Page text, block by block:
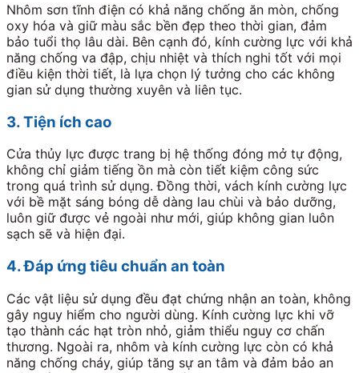
Nhôm sơn tĩnh điện có khả năng chống ăn mòn, chống
oxy hóa và giữ màu sắc bền đẹp theo thời gian, đảm
bảo tuổi thọ lâu dài. Bên cạnh đó, kính cường lực với khả
năng chống va đập, chịu nhiệt và thích nghi tốt với mọi
điều kiện thời tiết, là lựa chọn lý tưởng cho các không
gian sử dụng thường xuyên và liên tục.
3. Tiện ích cao
Cửa thủy lực được trang bị hệ thống đóng mở tự động,
không chỉ giảm tiếng ồn mà còn tiết kiệm công sức
trong quá trình sử dụng. Đồng thời, vách kính cường lực
với bề mặt sáng bóng dễ dàng lau chùi và bảo dưỡng,
luôn giữ được vẻ ngoài như mới, giúp không gian luôn
sạch sẽ và hiện đại.
4. Đáp ứng tiêu chuẩn an toàn
Các vật liệu sử dụng đều đạt chứng nhận an toàn, không
gây nguy hiểm cho người dùng. Kính cường lực khi vỡ
tạo thành các hạt tròn nhỏ, giảm thiểu nguy cơ chấn
thương. Ngoài ra, nhôm và kính cường lực còn có khả
năng chống cháy, giúp tăng sự an tâm và đảm bảo an